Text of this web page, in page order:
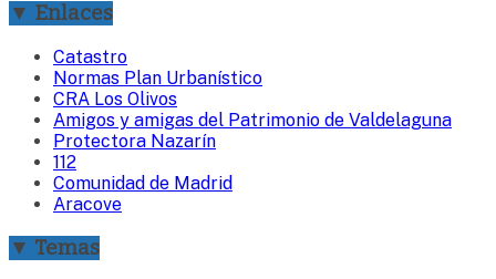
▼ Enlaces
Catastro
Normas Plan Urbanístico
CRA Los Olivos
Amigos y amigas del Patrimonio de Valdelaguna
Protectora Nazarín
112
Comunidad de Madrid
Aracove
▼ Temas